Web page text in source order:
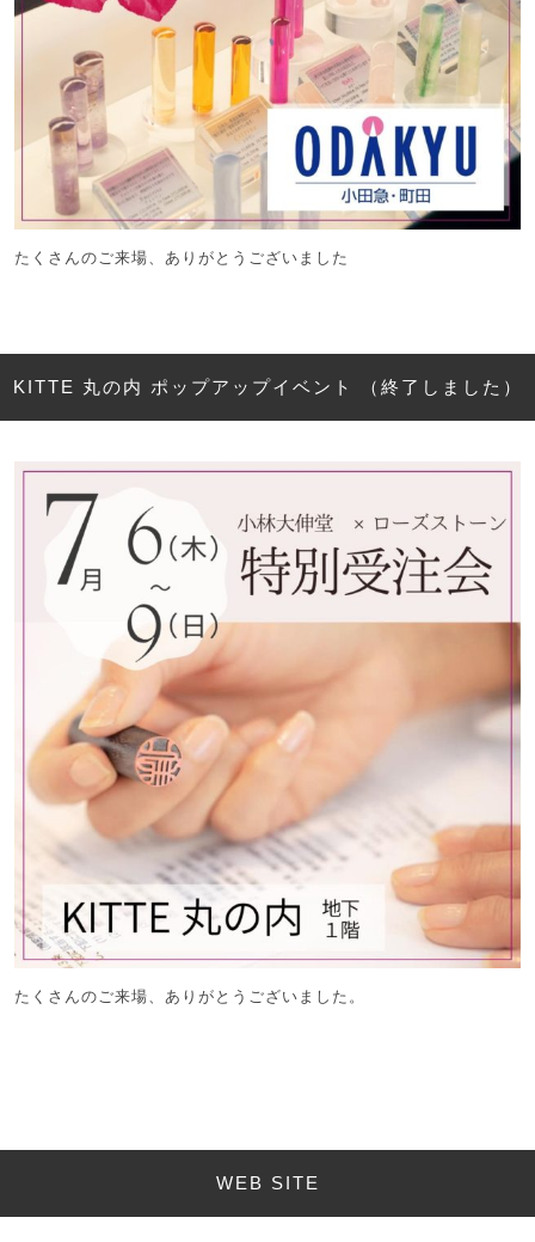
たくさんのご来場、ありがとうございました
KITTE 丸の内 ポップアップイベント （終了しました）
たくさんのご来場、ありがとうございました。
WEB SITE